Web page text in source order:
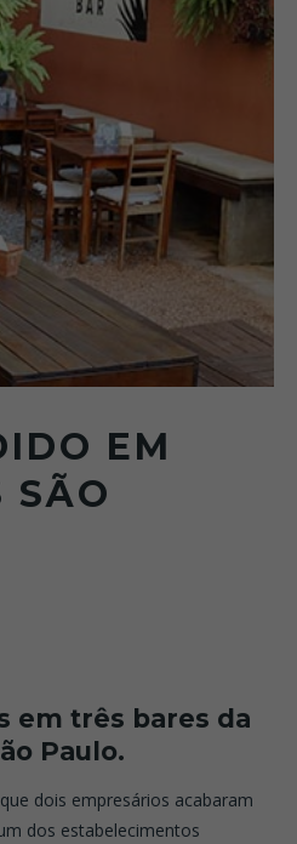
EM
SÃO
em três bares da
Paulo.
dois empresários acabaram
dos estabelecimentos